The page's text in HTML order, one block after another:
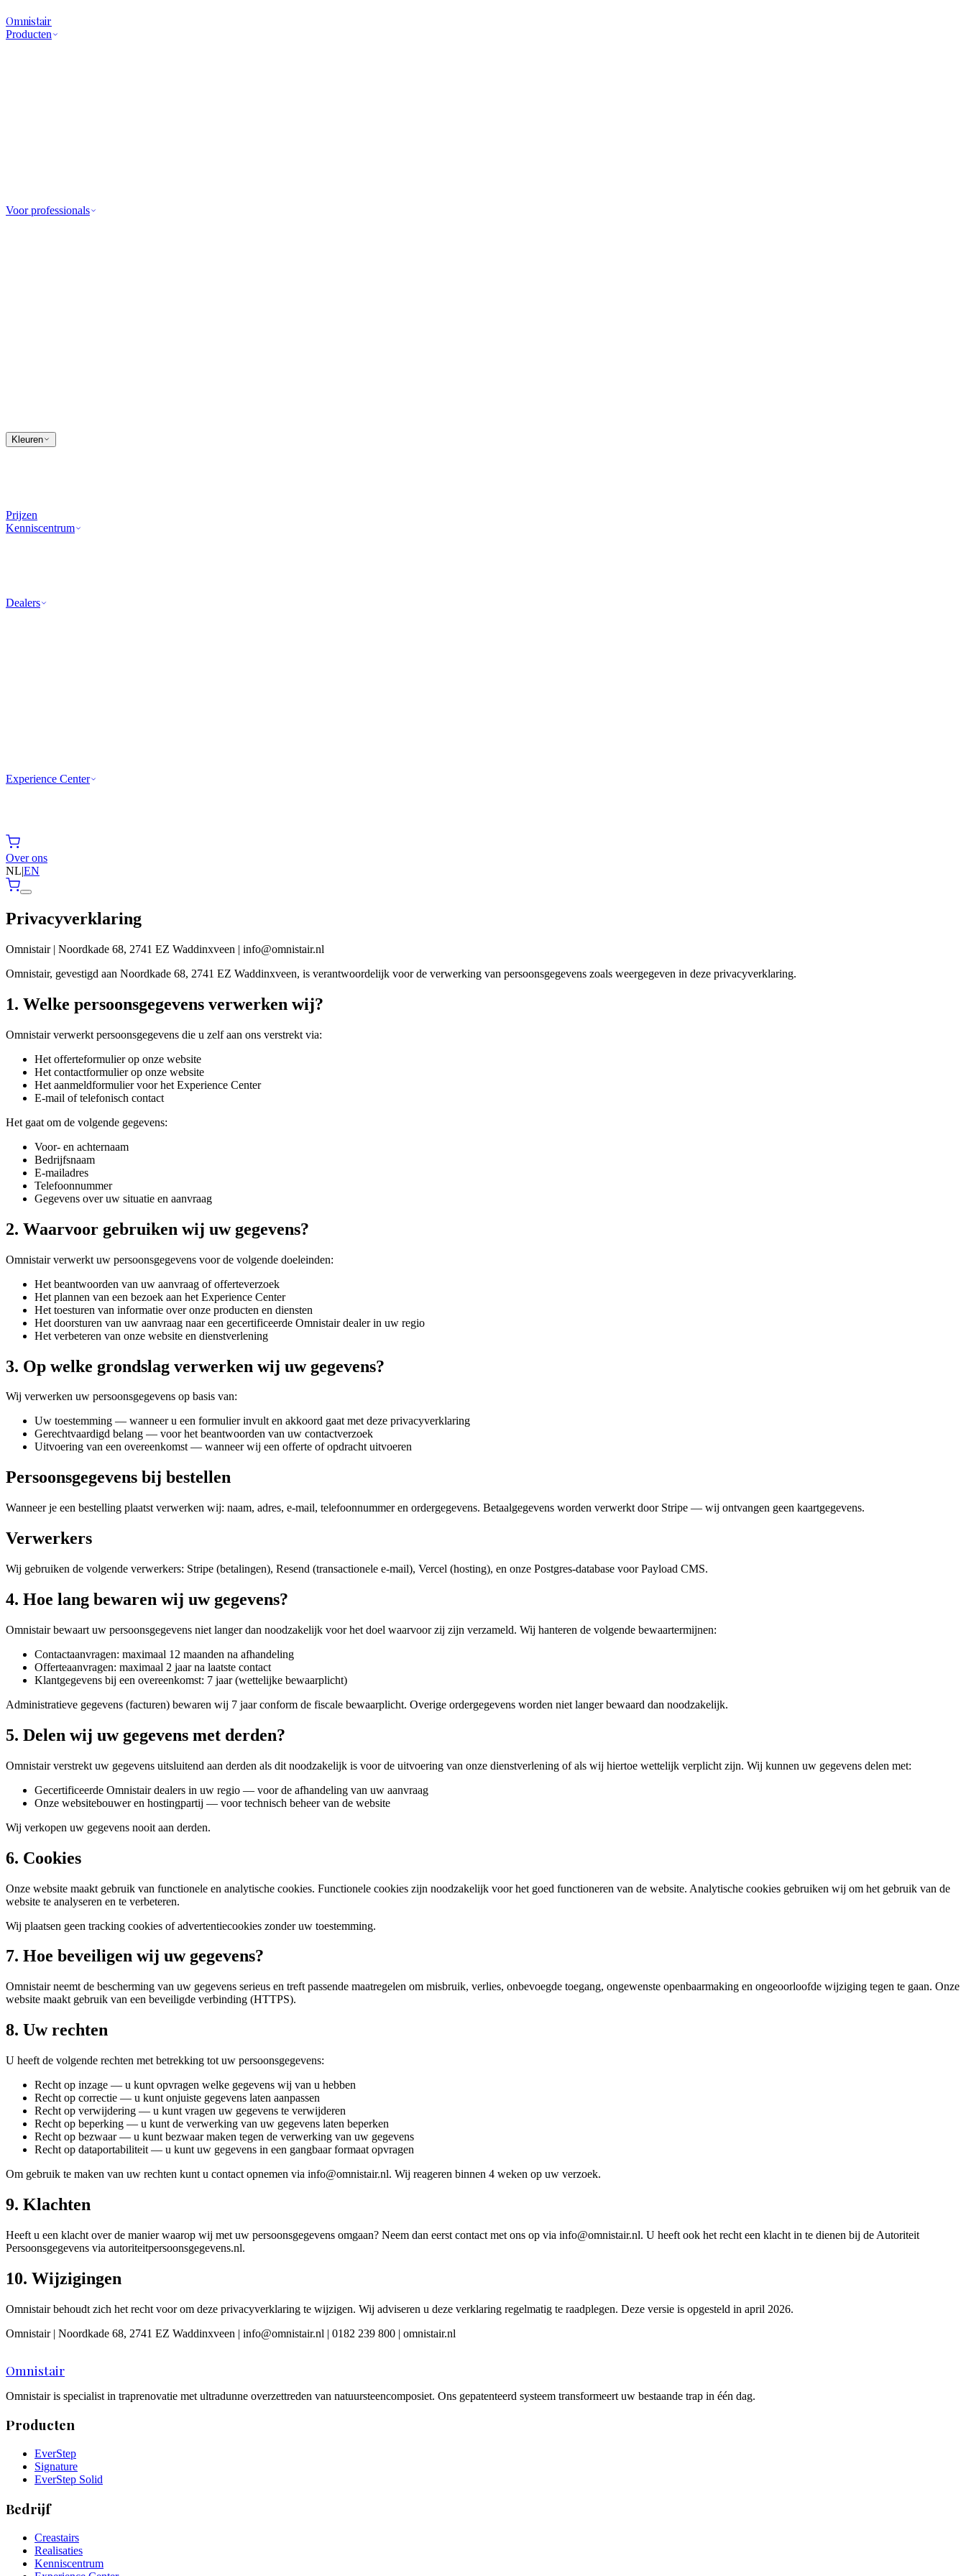
Omnistair
Producten
Voor professionals
Kleuren
Prijzen
Kenniscentrum
Dealers
Experience Center
Over ons
NL|EN
Privacyverklaring
Omnistair | Noordkade 68, 2741 EZ Waddinxveen | info@omnistair.nl
Omnistair, gevestigd aan Noordkade 68, 2741 EZ Waddinxveen, is verantwoordelijk voor de verwerking van persoonsgegevens zoals weergegeven in deze privacyverklaring.
1. Welke persoonsgegevens verwerken wij?
Omnistair verwerkt persoonsgegevens die u zelf aan ons verstrekt via:
Het offerteformulier op onze website
Het contactformulier op onze website
Het aanmeldformulier voor het Experience Center
E-mail of telefonisch contact
Het gaat om de volgende gegevens:
Voor- en achternaam
Bedrijfsnaam
E-mailadres
Telefoonnummer
Gegevens over uw situatie en aanvraag
2. Waarvoor gebruiken wij uw gegevens?
Omnistair verwerkt uw persoonsgegevens voor de volgende doeleinden:
Het beantwoorden van uw aanvraag of offerteverzoek
Het plannen van een bezoek aan het Experience Center
Het toesturen van informatie over onze producten en diensten
Het doorsturen van uw aanvraag naar een gecertificeerde Omnistair dealer in uw regio
Het verbeteren van onze website en dienstverlening
3. Op welke grondslag verwerken wij uw gegevens?
Wij verwerken uw persoonsgegevens op basis van:
Uw toestemming — wanneer u een formulier invult en akkoord gaat met deze privacyverklaring
Gerechtvaardigd belang — voor het beantwoorden van uw contactverzoek
Uitvoering van een overeenkomst — wanneer wij een offerte of opdracht uitvoeren
Persoonsgegevens bij bestellen
Wanneer je een bestelling plaatst verwerken wij: naam, adres, e-mail, telefoonnummer en ordergegevens. Betaalgegevens worden verwerkt door Stripe — wij ontvangen geen kaartgegevens.
Verwerkers
Wij gebruiken de volgende verwerkers: Stripe (betalingen), Resend (transactionele e-mail), Vercel (hosting), en onze Postgres-database voor Payload CMS.
4. Hoe lang bewaren wij uw gegevens?
Omnistair bewaart uw persoonsgegevens niet langer dan noodzakelijk voor het doel waarvoor zij zijn verzameld. Wij hanteren de volgende bewaartermijnen:
Contactaanvragen: maximaal 12 maanden na afhandeling
Offerteaanvragen: maximaal 2 jaar na laatste contact
Klantgegevens bij een overeenkomst: 7 jaar (wettelijke bewaarplicht)
Administratieve gegevens (facturen) bewaren wij 7 jaar conform de fiscale bewaarplicht. Overige ordergegevens worden niet langer bewaard dan noodzakelijk.
5. Delen wij uw gegevens met derden?
Omnistair verstrekt uw gegevens uitsluitend aan derden als dit noodzakelijk is voor de uitvoering van onze dienstverlening of als wij hiertoe wettelijk verplicht zijn. Wij kunnen uw gegevens delen met:
Gecertificeerde Omnistair dealers in uw regio — voor de afhandeling van uw aanvraag
Onze websitebouwer en hostingpartij — voor technisch beheer van de website
Wij verkopen uw gegevens nooit aan derden.
6. Cookies
Onze website maakt gebruik van functionele en analytische cookies. Functionele cookies zijn noodzakelijk voor het goed functioneren van de website. Analytische cookies gebruiken wij om het gebruik van de
website te analyseren en te verbeteren.
Wij plaatsen geen tracking cookies of advertentiecookies zonder uw toestemming.
7. Hoe beveiligen wij uw gegevens?
Omnistair neemt de bescherming van uw gegevens serieus en treft passende maatregelen om misbruik, verlies, onbevoegde toegang, ongewenste openbaarmaking en ongeoorloofde wijziging tegen te gaan. Onze
website maakt gebruik van een beveiligde verbinding (HTTPS).
8. Uw rechten
U heeft de volgende rechten met betrekking tot uw persoonsgegevens:
Recht op inzage — u kunt opvragen welke gegevens wij van u hebben
Recht op correctie — u kunt onjuiste gegevens laten aanpassen
Recht op verwijdering — u kunt vragen uw gegevens te verwijderen
Recht op beperking — u kunt de verwerking van uw gegevens laten beperken
Recht op bezwaar — u kunt bezwaar maken tegen de verwerking van uw gegevens
Recht op dataportabiliteit — u kunt uw gegevens in een gangbaar formaat opvragen
Om gebruik te maken van uw rechten kunt u contact opnemen via info@omnistair.nl. Wij reageren binnen 4 weken op uw verzoek.
9. Klachten
Heeft u een klacht over de manier waarop wij met uw persoonsgegevens omgaan? Neem dan eerst contact met ons op via info@omnistair.nl. U heeft ook het recht een klacht in te dienen bij de Autoriteit
Persoonsgegevens via autoriteitpersoonsgegevens.nl.
10. Wijzigingen
Omnistair behoudt zich het recht voor om deze privacyverklaring te wijzigen. Wij adviseren u deze verklaring regelmatig te raadplegen. Deze versie is opgesteld in april 2026.
Omnistair | Noordkade 68, 2741 EZ Waddinxveen | info@omnistair.nl | 0182 239 800 | omnistair.nl
Omnistair
Omnistair is specialist in traprenovatie met ultradunne overzettreden van natuursteencomposiet. Ons gepatenteerd systeem transformeert uw bestaande trap in één dag.
Producten
EverStep
Signature
EverStep Solid
Bedrijf
Creastairs
Realisaties
Kenniscentrum